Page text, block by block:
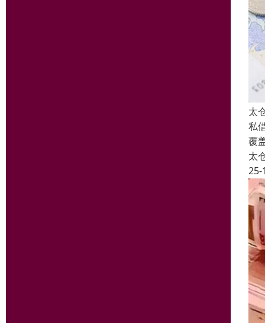
太
私
覆
太
25-